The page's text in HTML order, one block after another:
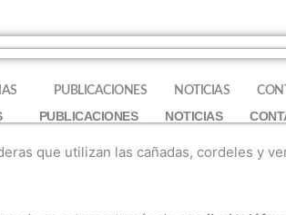
PUBLICACIONES NOTICIAS
PUBLICACIONES NOTICIAS
que utilizan las cañadas, cordeles y